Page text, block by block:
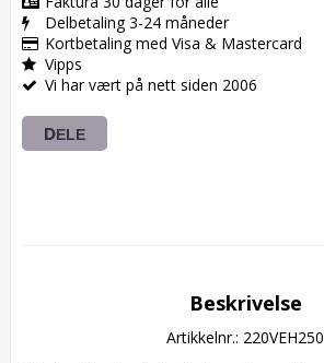
Delbetaling 3-24 måneder
Kortbetaling med Visa & Mastercard
Vipps
Vi har vært på nett siden 2006
DELE
Beskrivelse
Artikkelnr.: 220VEH250